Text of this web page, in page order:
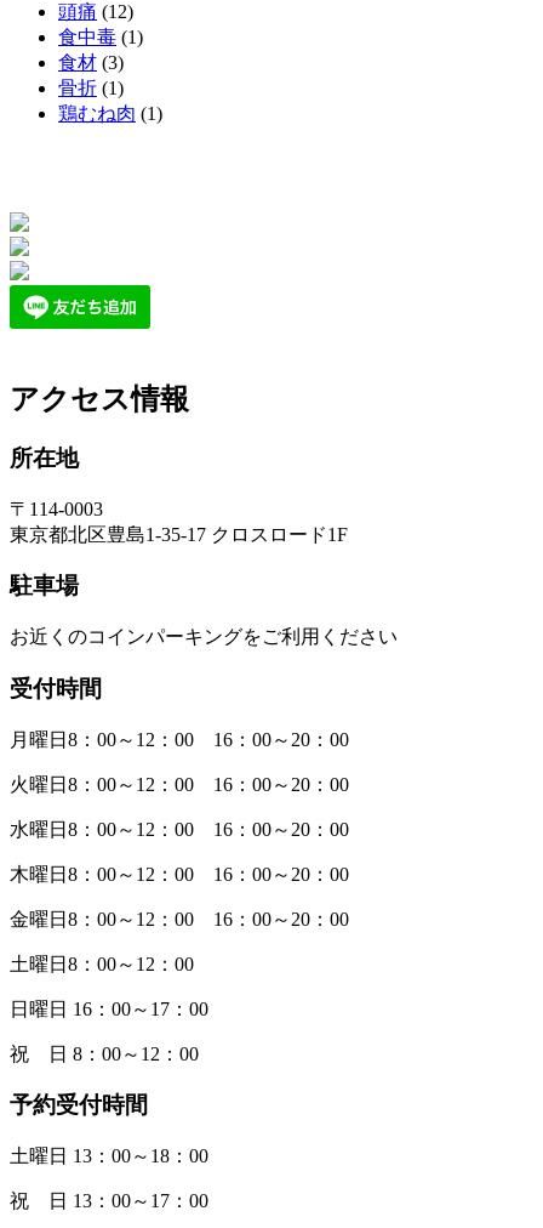
頭痛 (12)
食中毒 (1)
食材 (3)
骨折 (1)
鶏むね肉 (1)
アクセス情報
所在地
〒114-0003
東京都北区豊島1-35-17 クロスロード1F
駐車場
お近くのコインパーキングをご利用ください
受付時間
月曜日8：00～12：00 16：00～20：00
火曜日8：00～12：00 16：00～20：00
水曜日8：00～12：00 16：00～20：00
木曜日8：00～12：00 16：00～20：00
金曜日8：00～12：00 16：00～20：00
土曜日8：00～12：00
日曜日 16：00～17：00
祝 日 8：00～12：00
予約受付時間
土曜日 13：00～18：00
祝 日 13：00～17：00